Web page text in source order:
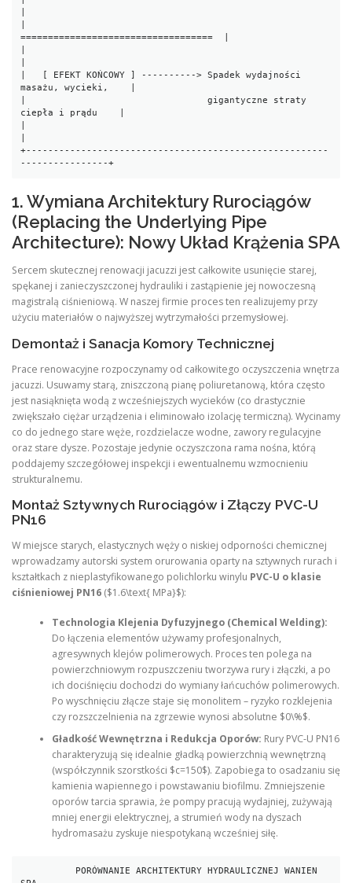
===================================  |
|   [ EFEKT KOŃCOWY ] ----------> Spadek wydajności
masażu, wycieki,    |
|                                 gigantyczne straty
ciepła i prądu    |
+-------------------------------------------------------
1. Wymiana Architektury Rurociągów
(Replacing the Underlying Pipe
Architecture): Nowy Układ Krążenia SPA
Sercem skutecznej renowacji jacuzzi jest całkowite usunięcie starej,
spękanej i zanieczyszczonej hydrauliki i zastąpienie jej nowoczesną
magistralą ciśnieniową. W naszej firmie proces ten realizujemy przy
użyciu materiałów o najwyższej wytrzymałości przemysłowej.
Demontaż i Sanacja Komory Technicznej
Prace renowacyjne rozpoczynamy od całkowitego oczyszczenia wnętrza
jacuzzi. Usuwamy starą, zniszczoną pianę poliuretanową, która często
jest nasiąknięta wodą z wcześniejszych wycieków (co drastycznie
zwiększało ciężar urządzenia i eliminowało izolację termiczną). Wycinamy
co do jednego stare węże, rozdzielacze wodne, zawory regulacyjne
oraz stare dysze. Pozostaje jedynie oczyszczona rama nośna, którą
poddajemy szczegółowej inspekcji i ewentualnemu wzmocnieniu
strukturalnemu.
Montaż Sztywnych Rurociągów i Złączy PVC-U
PN16
W miejsce starych, elastycznych węży o niskiej odporności chemicznej
wprowadzamy autorski system orurowania oparty na sztywnych rurach i
kształtkach z nieplastyfikowanego polichlorku winylu PVC-U o klasie
ciśnieniowej PN16 ($1.6\text{ MPa}$):
Technologia Klejenia Dyfuzyjnego (Chemical Welding):
Do łączenia elementów używamy profesjonalnych,
agresywnych klejów polimerowych. Proces ten polega na
powierzchniowym rozpuszczeniu tworzywa rury i złączki, a po
ich dociśnięciu dochodzi do wymiany łańcuchów polimerowych.
Po wyschnięciu złącze staje się monolitem – ryzyko rozklejenia
czy rozszczelnienia na zgrzewie wynosi absolutne $0\%$.
Gładkość Wewnętrzna i Redukcja Oporów: Rury PVC-U PN16
charakteryzują się idealnie gładką powierzchnią wewnętrzną
(współczynnik szorstkości $c=150$). Zapobiega to osadzaniu się
kamienia wapiennego i powstawaniu biofilmu. Zmniejszenie
oporów tarcia sprawia, że pompy pracują wydajniej, zużywają
mniej energii elektrycznej, a strumień wody na dyszach
hydromasażu zyskuje niespotykaną wcześniej siłę.